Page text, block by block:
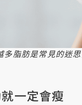
多脂肪是常見的迷
一定會瘦